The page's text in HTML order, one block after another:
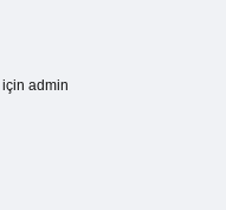
için admin